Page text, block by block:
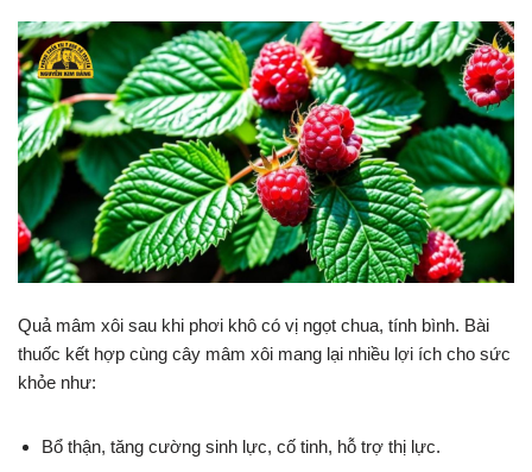
Quả mâm xôi sau khi phơi khô có vị ngọt chua, tính bình. Bài
thuốc kết hợp cùng cây mâm xôi mang lại nhiều lợi ích cho sức
khỏe như:
Bổ thận, tăng cường sinh lực, cố tinh, hỗ trợ thị lực.